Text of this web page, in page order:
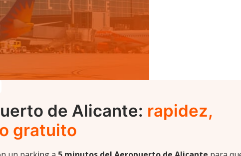
de Alicante: rapidez,
gratuito